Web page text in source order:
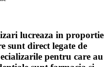
lucreaza in proportie
sunt direct legate de
pentru care au